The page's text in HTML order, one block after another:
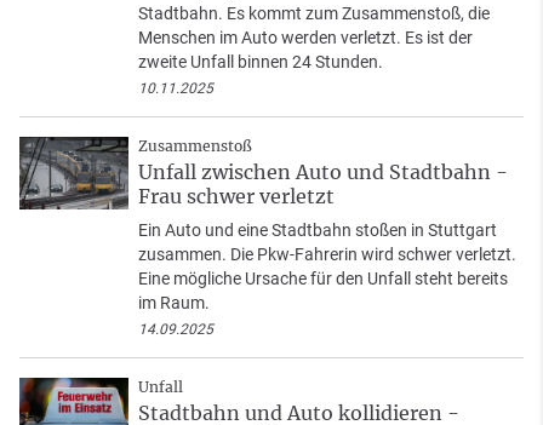
Stadtbahn. Es kommt zum Zusammenstoß, die
Menschen im Auto werden verletzt. Es ist der
zweite Unfall binnen 24 Stunden.
10.11.2025
Zusammenstoß
Unfall zwischen Auto und Stadtbahn -
Frau schwer verletzt
Ein Auto und eine Stadtbahn stoßen in Stuttgart
zusammen. Die Pkw-Fahrerin wird schwer verletzt.
Eine mögliche Ursache für den Unfall steht bereits
im Raum.
14.09.2025
Unfall
Stadtbahn und Auto kollidieren -